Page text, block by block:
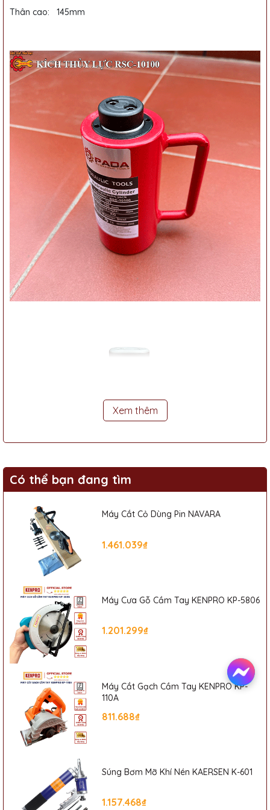
Thân cao: 145mm
Xem thêm
Có thể bạn đang tìm
Máy Cắt Cỏ Dùng Pin NAVARA
1.461.039₫
Máy Cưa Gỗ Cầm Tay KENPRO KP-5806
1.201.299₫
Máy Cắt Gạch Cầm Tay KENPRO KP-
110A
811.688₫
Súng Bơm Mỡ Khí Nén KAERSEN K-601
1.157.468₫